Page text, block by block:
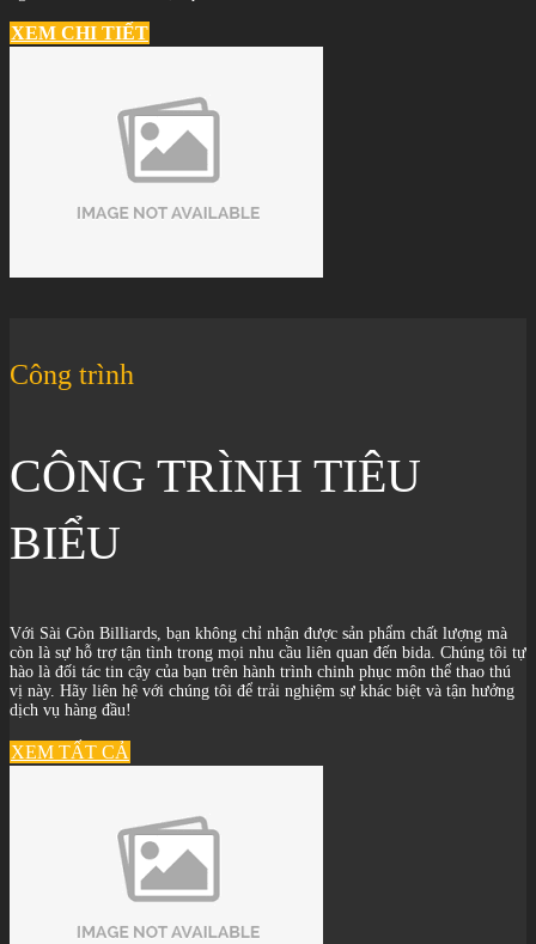
XEM CHI TIẾT
Công trình
CÔNG TRÌNH TIÊU
BIỂU
Với Sài Gòn Billiards, bạn không chỉ nhận được sản phẩm chất lượng mà
còn là sự hỗ trợ tận tình trong mọi nhu cầu liên quan đến bida. Chúng tôi tự
hào là đối tác tin cậy của bạn trên hành trình chinh phục môn thể thao thú
vị này. Hãy liên hệ với chúng tôi để trải nghiệm sự khác biệt và tận hưởng
dịch vụ hàng đầu!
XEM TẤT CẢ